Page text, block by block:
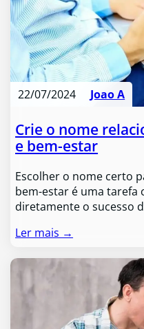
22/07/2024 Joao A
Crie o nome
e bem-estar
Escolher o nome certo
bem-estar é uma tarefa
diretamente o sucesso
Ler mais →